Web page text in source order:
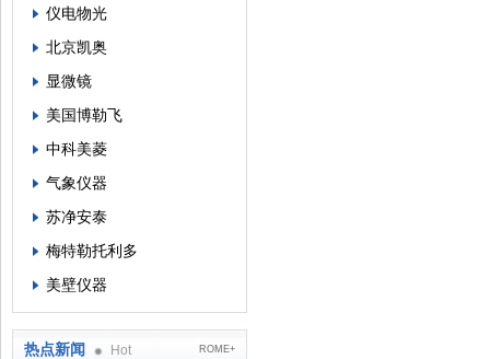
仪电物光
北京凯奥
显微镜
美国博勒飞
中科美菱
气象仪器
苏净安泰
梅特勒托利多
美壁仪器
热点新闻 Hot ROME+